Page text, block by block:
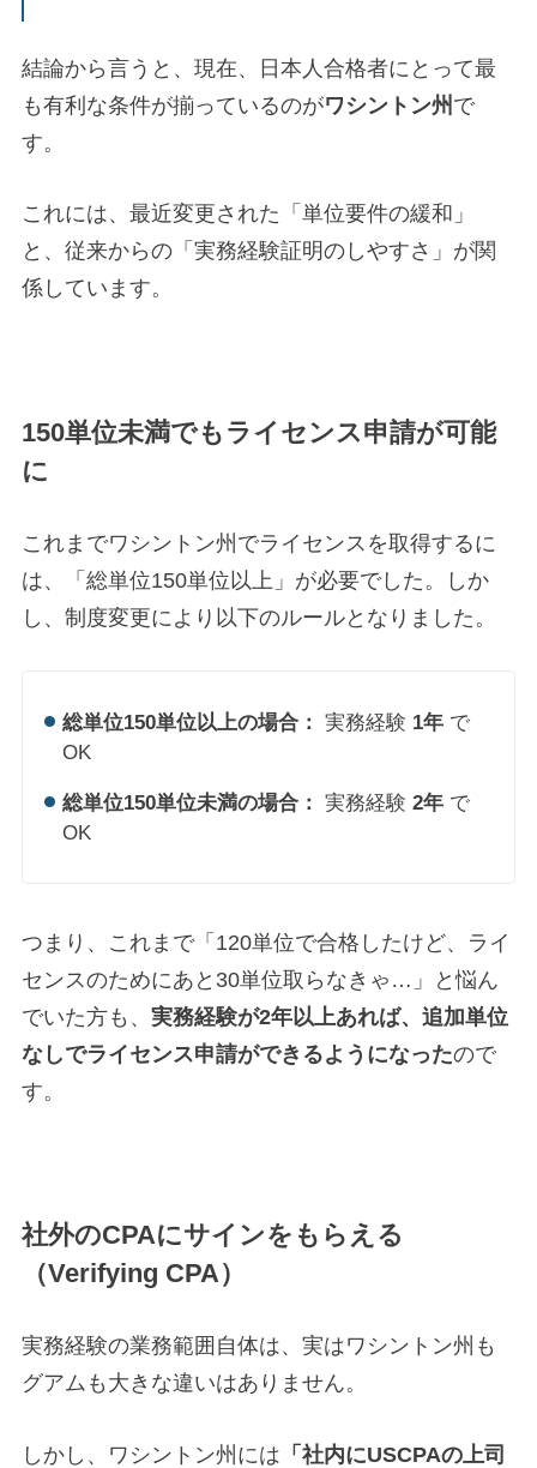
結論から言うと、現在、日本人合格者にとって最
も有利な条件が揃っているのがワシントン州 で
す。
これには、最近変更された「単位要件の緩和」
と、従来からの「実務経験証明のしやすさ」が関
係しています。
150単位未満でもライセンス申請が可能
に
これまでワシントン州でライセンスを取得するに
は、「総単位150単位以上」が必要でした。しか
し、制度変更により以下のルールとなりました。
総単位150単位以上の場合： 実務経験 1年 で
OK
総単位150単位未満の場合： 実務経験2年 で
OK
つまり、これまで「120単位で合格したけど、ライ
センスのためにあと30単位取らなきゃ…」と悩ん
でいた方も、 実務経験が2年以上あれば、追加単位
なしでライセンス申請ができるようになったので
す。
社外のCPAにサインをもらえる
（Verifying CPA）
実務経験の業務範囲自体は、実はワシントン州も
グアムも大きな違いはありません。
しかし、ワシントン州には 「社内にUSCPAの上司